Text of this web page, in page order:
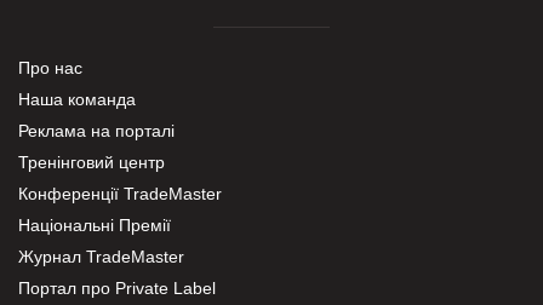
Про нас
Наша команда
Реклама на порталі
Тренінговий центр
Конференції TradeMaster
Національні Премії
Журнал TradeMaster
Портал про Private Label